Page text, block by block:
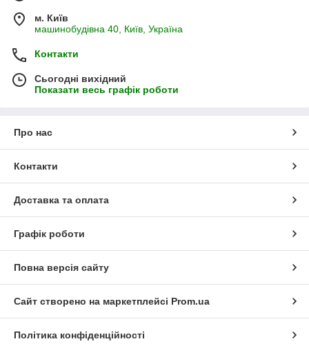
м. Київ
машинобудівна 40, Київ, Україна
Контакти
Сьогодні вихідний
Показати весь графік роботи
Про нас
Контакти
Доставка та оплата
Графік роботи
Повна версія сайту
Сайт створено на маркетплейсі Prom.ua
Політика конфіденційності